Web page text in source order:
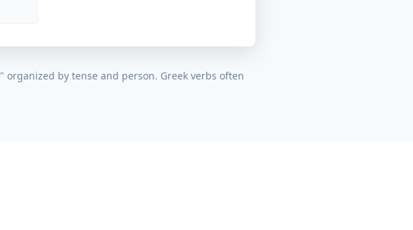
" organized by tense and person. Greek verbs often